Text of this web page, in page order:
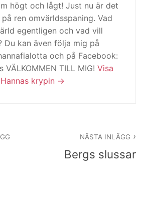
högt och lågt! Just nu är det
ren omvärldsspaning. Vad
egentligen och vad vill
Du kan även följa mig på
och på Facebook:
VÄLKOMMEN TILL MIG! Visa
krypin
NÄSTA INLÄGG
Bergs slussar